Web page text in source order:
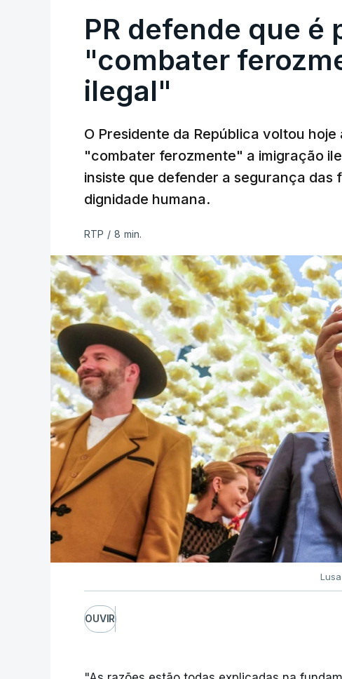
PR defende que é
"combater
ilegal"
O Presidente da República voltou
"combater ferozmente" a imigração
insiste que defender a segurança
dignidade humana.
RTP / 8 min.
Lusa
OUVIR